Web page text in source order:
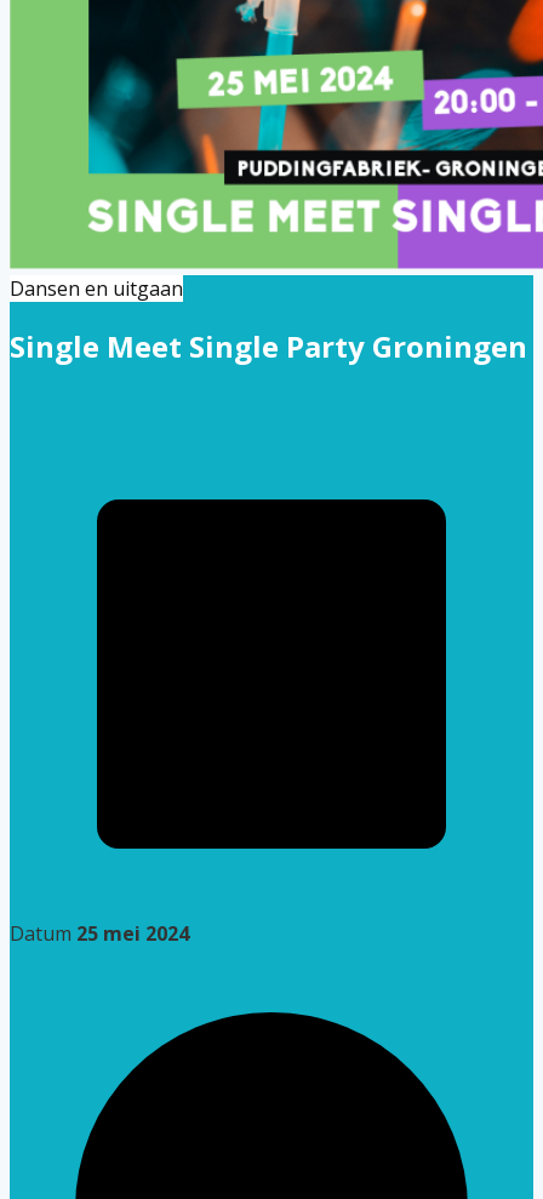
Dansen en uitgaan
Single Meet Single Party Groningen
Datum 25 mei 2024